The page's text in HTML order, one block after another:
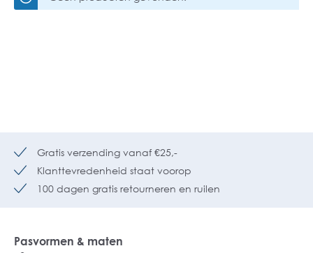
Gratis verzending vanaf €25,-
Klanttevredenheid staat voorop
100 dagen gratis retourneren en ruilen
Pasvormen & maten